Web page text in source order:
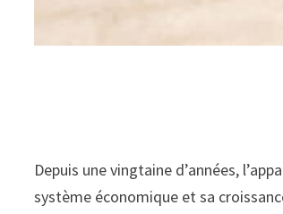
Depuis une vingtaine d’années,
système économique et sa